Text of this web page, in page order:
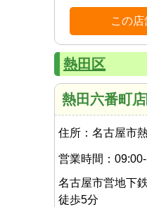
この
熱田区
熱田六番町店
住所： 名古屋市
営業時間：
名古屋市営地下
徒歩5分